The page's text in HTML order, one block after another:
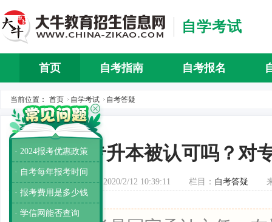
自学考试
首页 自考指南 自考报名
当前位置： 首页 > 自学考试 > 自考答疑
自考专升本被认可吗？对
发布时间：2020/2/12 10:39:11 栏目： 自考答疑
· 2024报考优惠政策
· 自考每年报考时间
· 报考费用是多少钱
· 学信网能否查询